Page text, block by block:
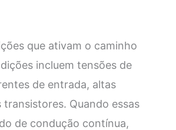
que ativam o caminho
incluem tensões de
de entrada, altas
Quando essas
de condução contínua,